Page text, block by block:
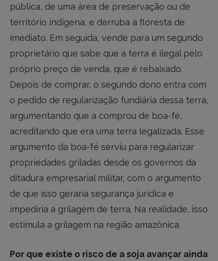
pública, de uma área de preservação ou de
território indígena, e derruba a floresta de
imediato. Em seguida, vende para um segundo
proprietário que sabe que a terra é ilegal pelo
próprio preço de venda, que é rebaixado.
Depois de comprar, o segundo dono entra com
o pedido de regularização fundiária dessa terra,
argumentando que a comprou de boa-fé,
acreditando que era uma terra legalizada. Esse
argumento da boa-fé serviu para regularizar
propriedades griladas desde os governos da
ditadura empresarial militar, com o argumento
de que isso geraria segurança jurídica e
impediria a grilagem de terra. Na realidade, isso
estimula a grilagem na região amazônica.
Por que existe o risco de a soja avançar ainda